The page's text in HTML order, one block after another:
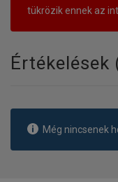
tükrözik ennek az
Értékelések
Még nincsenek